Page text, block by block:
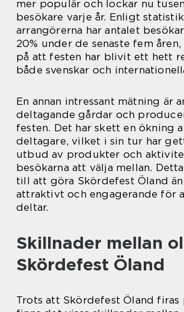
mer populär och lockar nu
besökare varje år. Enligt
arrangörerna har antalet
20% under de senaste fem
på att festen har blivit ett hett
både svenskar och
En annan intressant mätning är
deltagande gårdar och
festen. Det har skett en ökning
deltagare, vilket i sin tur har
utbud av produkter och
besökarna att välja mellan.
till att göra Skördefest Öland
attraktivt och engagerande för
deltar.
Skillnader mellan
Skördefest Öland
Trots att Skördefest Öland firas